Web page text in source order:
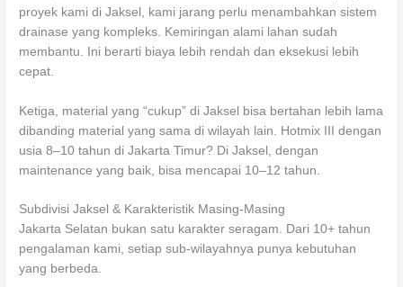
proyek kami di Jaksel, kami jarang perlu menambahkan sistem
drainase yang kompleks. Kemiringan alami lahan sudah
membantu. Ini berarti biaya lebih rendah dan eksekusi lebih
cepat.
Ketiga, material yang “cukup” di Jaksel bisa bertahan lebih lama
dibanding material yang sama di wilayah lain. Hotmix III dengan
usia 8–10 tahun di Jakarta Timur? Di Jaksel, dengan
maintenance yang baik, bisa mencapai 10–12 tahun.
Subdivisi Jaksel & Karakteristik Masing-Masing
Jakarta Selatan bukan satu karakter seragam. Dari 10+ tahun
pengalaman kami, setiap sub-wilayahnya punya kebutuhan
yang berbeda.